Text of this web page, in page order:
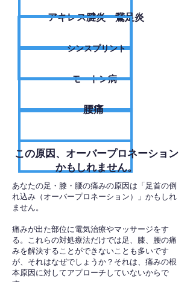
アキレス腱炎・鵞足炎
シンスプリント
モートン病
腰痛
​この原因、オーバープロネーション
かもしれません。
あなたの足・膝・腰の痛みの原因は「足首の倒
れ込み（オーバープロネーション）」かもしれ
ません。
痛みが出た部位に電気治療やマッサージをす
る。これらの対処療法だけでは足、膝、腰の痛
みを解決することができないことも多いです
が、それはなぜでしょうか？それは、痛みの根
本原因に対してアプローチしていないからで